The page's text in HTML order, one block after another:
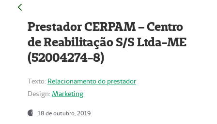
Prestador CERPAM – Centro
de Reabilitação S/S Ltda-ME
(52004274-8)
Texto: Relacionamento do prestador
Design: Marketing
18 de outubro, 2019